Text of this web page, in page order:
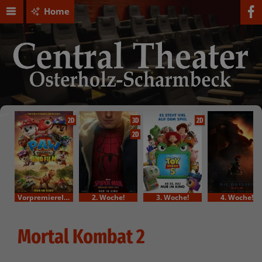
Home
2D
VorpremiereIm Bundesstart
3D
2D
2. Woche!
2D
3. Woche! 4. Woche!
Mortal Kombat 2